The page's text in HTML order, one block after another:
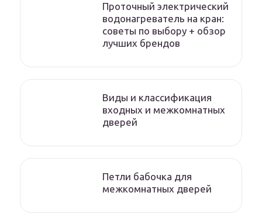
Проточный электрический
водонагреватель на кран:
советы по выбору + обзор
лучших брендов
Виды и классификация
входных и межкомнатных
дверей
Петли бабочка для
межкомнатных дверей